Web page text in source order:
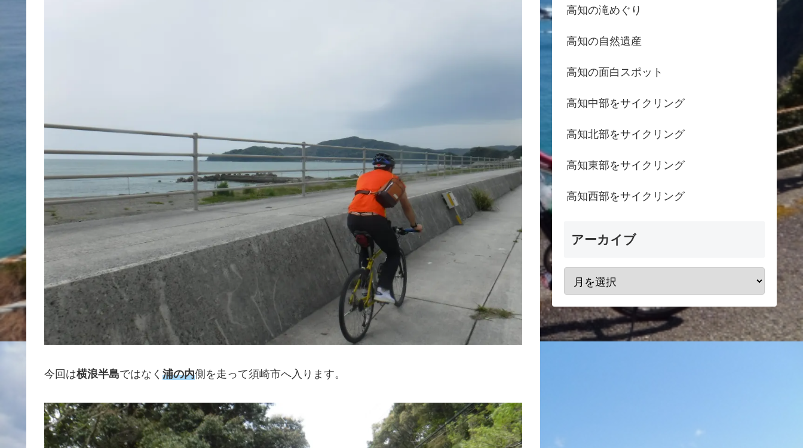
今回は横浪半島ではなく 浦の内側を走って須崎市へ入ります。
高知の滝めぐり
高知の自然遺産
高知の面白スポット
高知中部をサイクリング
高知北部をサイクリング
高知東部をサイクリング
高知西部をサイクリング
アーカイブ